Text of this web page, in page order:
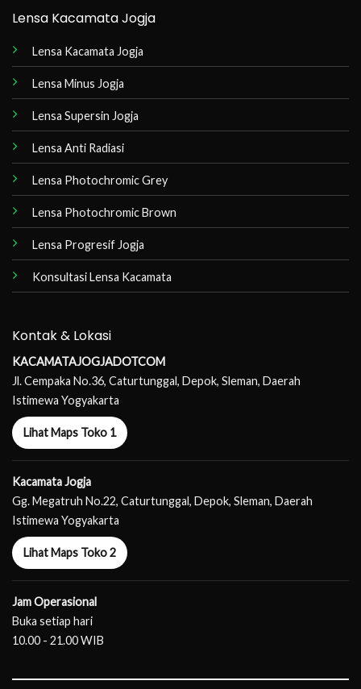
Lensa Kacamata Jogja
Lensa Kacamata Jogja
Lensa Minus Jogja
Lensa Supersin Jogja
Lensa Anti Radiasi
Lensa Photochromic Grey
Lensa Photochromic Brown
Lensa Progresif Jogja
Konsultasi Lensa Kacamata
Kontak & Lokasi
KACAMATAJOGJADOTCOM
Jl. Cempaka No.36, Caturtunggal, Depok, Sleman, Daerah
Istimewa Yogyakarta
Lihat Maps Toko 1
Kacamata Jogja
Gg. Megatruh No.22, Caturtunggal, Depok, Sleman, Daerah
Istimewa Yogyakarta
Lihat Maps Toko 2
Jam Operasional
Buka setiap hari
10.00 - 21.00 WIB